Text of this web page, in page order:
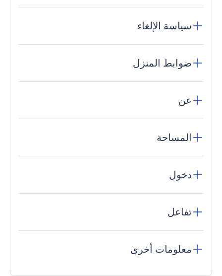
سياسة الإلغاء
ضوابط المنزل
عن
المساحة
دخول
تفاعل
معلومات أخرى